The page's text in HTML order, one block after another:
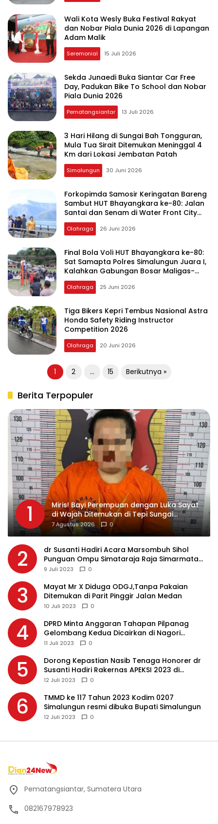
Wali Kota Wesly Buka Festival Rakyat
dan Nobar Piala Dunia 2026 di Lapangan
Adam Malik
Seremonial 15 Juli 2026
Sekda Junaedi Buka Siantar Car Free
Day, Padukan Bike To School dan Nobar
Piala Dunia 2026
Pematangsiantar 13 Juli 2026
3 Hari Hilang di Sungai Bah Tongguran,
Mula Tua Sirait Ditemukan Meninggal 4
Km dari Lokasi Jembatan Patah
Simalungun 30 Juni 2026
Forkopimda Samosir Keringatan Bareng
Sambut HUT Bhayangkara ke-80: Jalan
Santai dan Senam di Water Front City
Pangururan
Olahraga 26 Juni 2026
Final Bola Voli HUT Bhayangkara ke-80:
Sat Samapta Polres Simalungun Juara I,
Kalahkan Gabungan Bosar Maligas-
Bandar Huluan
Olahraga 25 Juni 2026
Tiga Bikers Kepri Tembus Nasional Astra
Honda Safety Riding Instructor
Competition 2026
Olahraga 20 Juni 2026
Paginasi 1 2 … 15 Berikutnya »
Berita Terpopuler
1
Miris! Bayi Perempuan dengan Luka Sayat
di Wajah Ditemukan di Tepi Sungai
Asahan, Diduga Dibuang Ibu Kandungnya
7 Agustus 2026 0
2
dr Susanti Hadiri Acara Marsombuh Sihol
Punguan Ompu Simataraja Raja Simarmata
Dohot Boruna Kota Siantar
9 Juli 2023 0
3
Mayat Mr X Diduga ODGJ,Tanpa Pakaian
Ditemukan di Parit Pinggir Jalan Medan
10 Juli 2023 0
4
DPRD Minta Anggaran Tahapan Pilpanag
Gelombang Kedua Dicairkan di Nagori
Masing-masing, Ini Alasannya…
11 Juli 2023 0
5
Dorong Kepastian Nasib Tenaga Honorer dr
Susanti Hadiri Rakernas APEKSI 2023 di
Makassar
12 Juli 2023 0
6
TMMD ke 117 Tahun 2023 Kodim 0207
Simalungun resmi dibuka Bupati Simalungun
12 Juli 2023 0
Pematangsiantar, Sumatera Utara
082167978923